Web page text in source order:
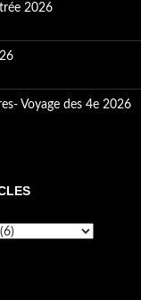
2026
Voyage des 4e 2026